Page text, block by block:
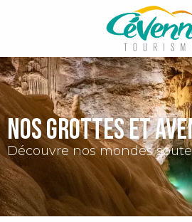
principal
Nos Grottes et
Découvre nos mondes